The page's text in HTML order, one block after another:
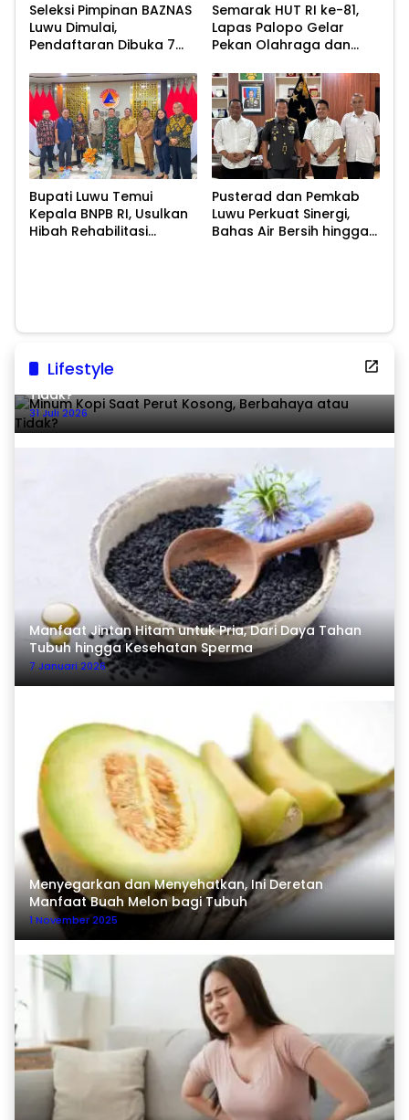
Seleksi Pimpinan BAZNAS
Luwu Dimulai,
Pendaftaran Dibuka 7
Semarak HUT RI ke-81,
Lapas Palopo Gelar
Pekan Olahraga dan
Bupati Luwu Temui
Kepala BNPB RI, Usulkan
Hibah Rehabilitasi
Pusterad dan Pemkab
Luwu Perkuat Sinergi,
Bahas Air Bersih hingga
Lifestyle
Minum Kopi Saat Perut Kosong, Berbahaya atau
Tidak?
31 Juli 2026
Manfaat Jintan Hitam untuk Pria, Dari Daya Tahan
Tubuh hingga Kesehatan Sperma
7 Januari 2026
Menyegarkan dan Menyehatkan, Ini Deretan
Manfaat Buah Melon bagi Tubuh
1 November 2025